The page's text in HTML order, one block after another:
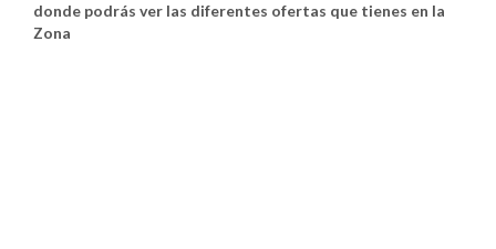
donde podrás ver las diferentes ofertas que tienes en la
Zona